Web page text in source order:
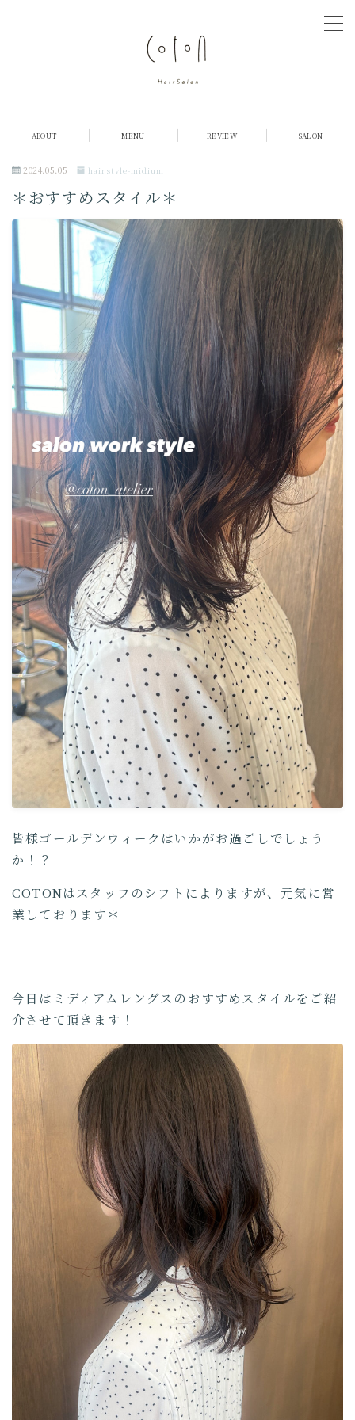
メニュー・料金
ご予約
採用情報
COTON Journal
取り扱い製品について
ABOUT MENU REVIEW SALON
2024.05.05 hairstyle-midium
＊おすすめスタイル＊
皆様ゴールデンウィークはいかがお過ごしでしょう
か！？
COTONはスタッフのシフトによりますが、元気に営
業しております＊
今日はミディアムレングスのおすすめスタイルをご紹
介させて頂きます！